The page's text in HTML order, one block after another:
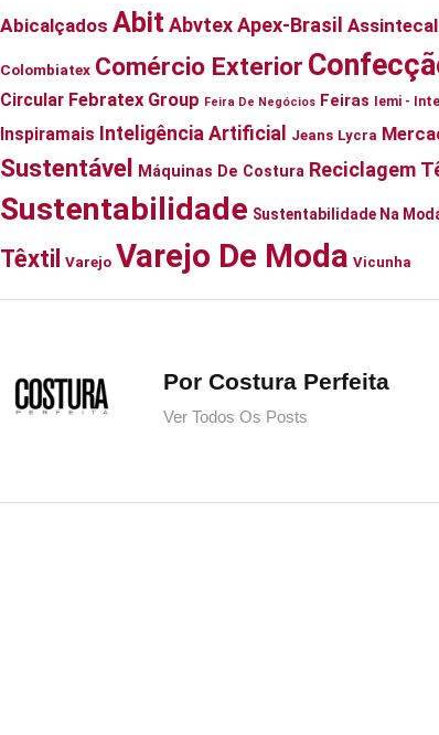
Abicalçados Abit AbvtexApex-Brasil Assintecal
Colombiatex Comércio Exterior
Circular Febratex Group Feira De Negócios Feiras Iemi -
Inspiramais Inteligência Artificial Jeans Lycra
Sustentável Máquinas De Costura Reciclagem
Sustentabilidade Sustentabilidade Na
Têxtil Varejo Varejo De Moda Vicunha
Por Costura Perfeita
Ver Todos Os Posts